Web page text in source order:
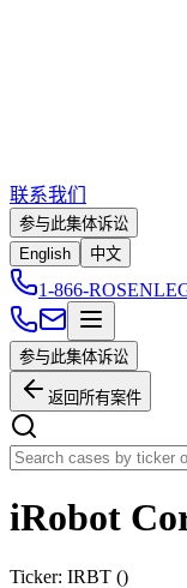
联系我们
参与此集体诉讼
English
中文
1-866-
参与此集体诉讼
返回所有案件
iRobot
Ticker: IRBT ()